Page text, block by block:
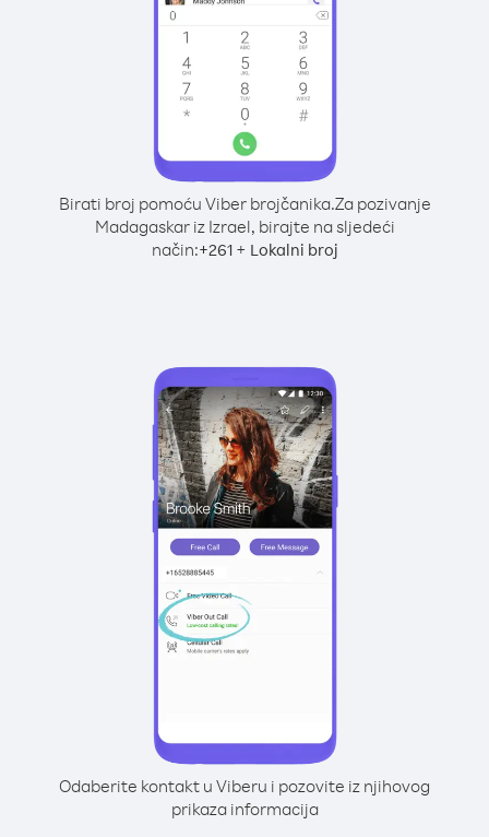
Birati broj pomoću Viber brojčanika.Za pozivanje
Madagaskar iz Izrael, birajte na sljedeći
način:+261+ Lokalni broj
Odaberite kontakt u Viberu i pozovite iz njihovog
prikaza informacija